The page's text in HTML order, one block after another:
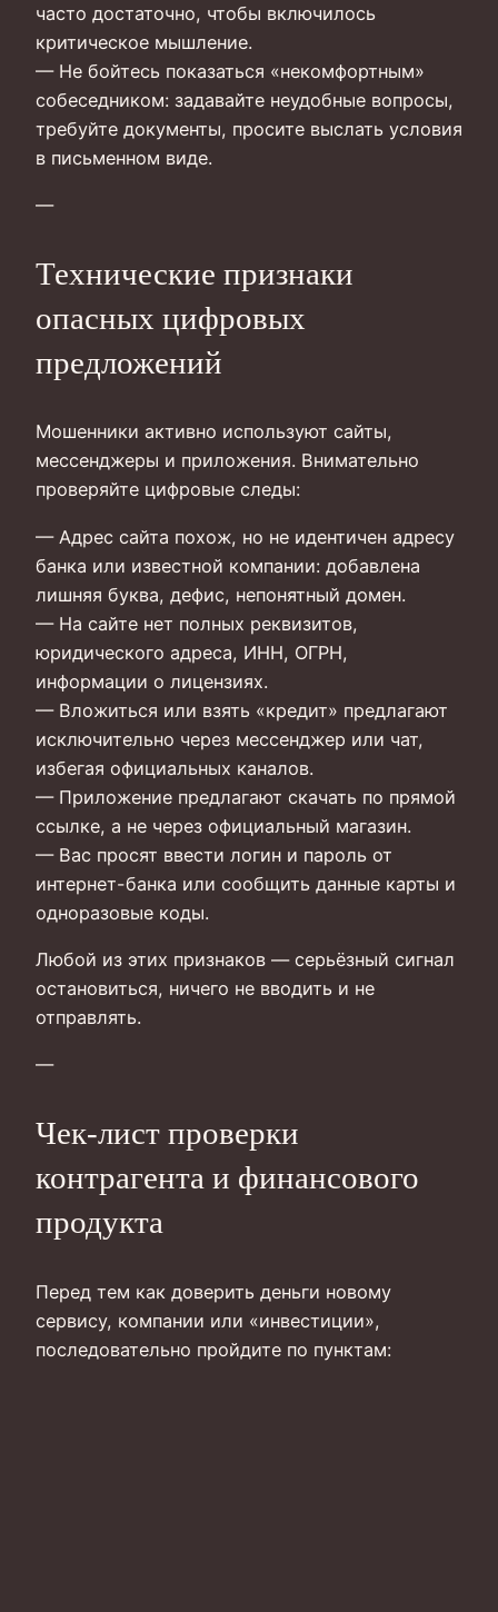
часто достаточно, чтобы включилось
критическое мышление.
— Не бойтесь показаться «некомфортным»
собеседником: задавайте неудобные вопросы,
требуйте документы, просите выслать условия
в письменном виде.
—
Технические признаки
опасных цифровых
предложений
Мошенники активно используют сайты,
мессенджеры и приложения. Внимательно
проверяйте цифровые следы:
— Адрес сайта похож, но не идентичен адресу
банка или известной компании: добавлена
лишняя буква, дефис, непонятный домен.
— На сайте нет полных реквизитов,
юридического адреса, ИНН, ОГРН,
информации о лицензиях.
— Вложиться или взять «кредит» предлагают
исключительно через мессенджер или чат,
избегая официальных каналов.
— Приложение предлагают скачать по прямой
ссылке, а не через официальный магазин.
— Вас просят ввести логин и пароль от
интернет-банка или сообщить данные карты и
одноразовые коды.
Любой из этих признаков — серьёзный сигнал
остановиться, ничего не вводить и не
отправлять.
—
Чек‑лист проверки
контрагента и финансового
продукта
Перед тем как доверить деньги новому
сервису, компании или «инвестиции»,
последовательно пройдите по пунктам: